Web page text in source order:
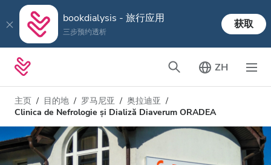
bookdialysis - 旅行应用
三步预约透析
获取
ZH
主页 目的地 罗马尼亚
奥拉迪亚
Clinica de Nefrologie și Dializă Diaverum ORADEA